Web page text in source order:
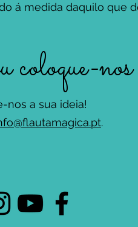
á medida daquilo que
nos
nos a sua ideia!
.